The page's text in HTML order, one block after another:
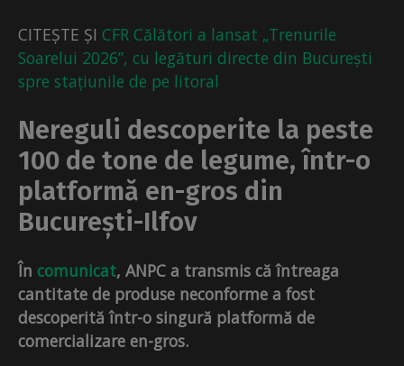
CITEȘTE ȘI CFR Călători a lansat „Trenurile
Soarelui 2026”, cu legături directe din București
spre stațiunile de pe litoral
Nereguli descoperite la peste
100 de tone de legume, într-o
platformă en-gros din
București-Ilfov
În comunicat, ANPC a transmis că întreaga
cantitate de produse neconforme a fost
descoperită într-o singură platformă de
comercializare en-gros.